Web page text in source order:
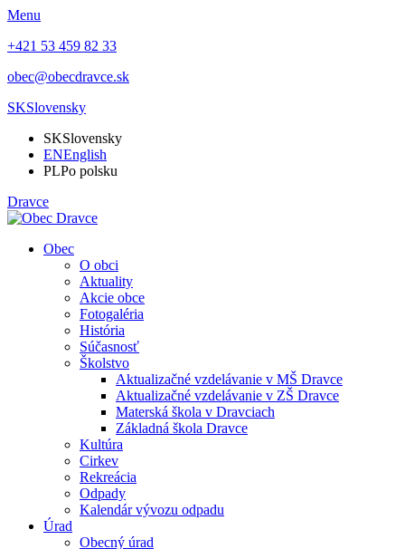
Menu
+421 53 459 82 33
obec@obecdravce.sk
SKSlovensky
SKSlovensky
ENEnglish
PLPo polsku
Dravce
Obec
O obci
Aktuality
Akcie obce
Fotogaléria
História
Súčasnosť
Školstvo
Aktualizačné vzdelávanie v MŠ Dravce
Aktualizačné vzdelávanie v ZŠ Dravce
Materská škola v Dravciach
Základná škola Dravce
Kultúra
Cirkev
Rekreácia
Odpady
Kalendár vývozu odpadu
Úrad
Obecný úrad